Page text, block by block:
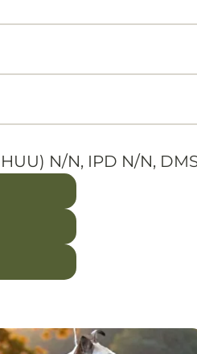
N/N, IPD N/N,